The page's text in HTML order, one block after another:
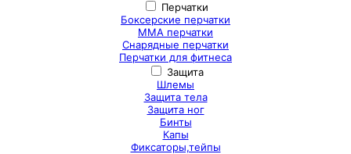
Перчатки
Боксерские перчатки
ММА перчатки
Снарядные перчатки
Перчатки для фитнеса
Защита
Шлемы
Защита тела
Защита ног
Бинты
Капы
Фиксаторы,тейпы